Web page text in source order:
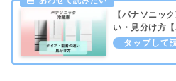
【パナソニッ
い・見分け方
庫